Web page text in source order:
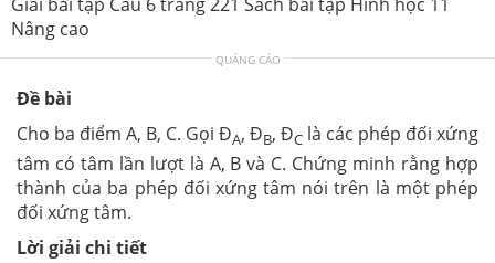
Nâng cao
QUẢNG CÁO
Đề bài
Cho ba điểm A, B, C. Gọi ĐA, ĐB, ĐC là các phép đối xứng
tâm có tâm lần lượt là A, B và C. Chứng minh rằng hợp
thành của ba phép đối xứng tâm nói trên là một phép
đối xứng tâm.
Lời giải chi tiết